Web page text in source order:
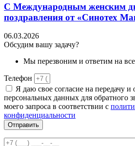
С Международным женским
поздравления от «Синотех
06.03.2026
Обсудим вашу задачу?
Мы перезвоним и ответим на
Телефон
Я даю свое согласие на передачу и
персональных данных для обратного
моего запроса в соответствии с
конфиденциальности
Отправить